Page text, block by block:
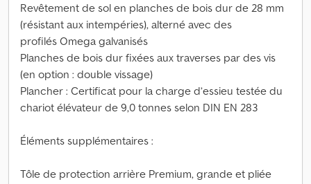
Revêtement de sol en planches de bois dur de 28 mm
(résistant aux intempéries), alterné avec des
profilés Omega galvanisés
Planches de bois dur fixées aux traverses par des vis
(en option : double vissage)
Plancher : Certificat pour la charge d’essieu testée du
chariot élévateur de 9,0 tonnes selon DIN EN 283
Éléments supplémentaires :
Tôle de protection arrière Premium, grande et pliée